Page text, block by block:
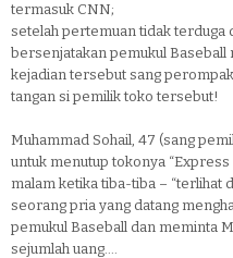
termasuk CNN;
setelah pertemuan tidak
bersenjatakan pemukul Baseball
kejadian tersebut sang
tangan si pemilik toko tersebut!
Muhammad Sohail, 47 (sang
untuk menutup tokonya
malam ketika tiba-tiba – “terlihat
seorang pria yang datang
pemukul Baseball dan meminta
sejumlah uang....